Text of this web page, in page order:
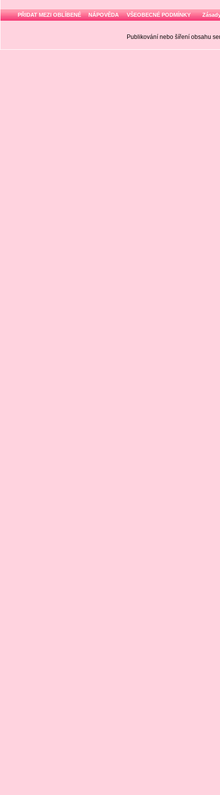
PŘIDAT MEZI OBLÍBENÉ NÁPOVĚDA VŠEOBECNÉ PODMÍNKY
Publikování nebo šíření obsahu